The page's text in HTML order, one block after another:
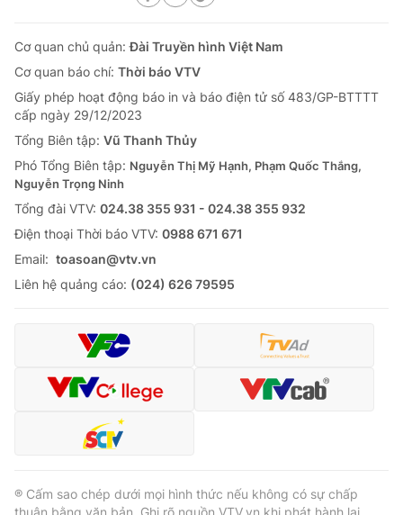
Cơ quan chủ quản:Đài Truyền hình Việt Nam
Cơ quan báo chí: Thời báo VTV
Giấy phép hoạt động báo in và báo điện tử số 483/GP-BTTTT
cấp ngày 29/12/2023
Tổng Biên tập: Vũ Thanh Thủy
Phó Tổng Biên tập: Nguyễn Thị Mỹ Hạnh, Phạm Quốc Thắng,
Nguyễn Trọng Ninh
Tổng đài VTV: 024.38 355 931 - 024.38 355 932
Ðiện thoại Thời báo VTV: 0988 671 671
Email: toasoan@vtv.vn
Liên hệ quảng cáo: (024) 626 79595
® Cấm sao chép dưới mọi hình thức nếu không có sự chấp
thuận bằng văn bản. Ghi rõ nguồn VTV.vn khi phát hành lại